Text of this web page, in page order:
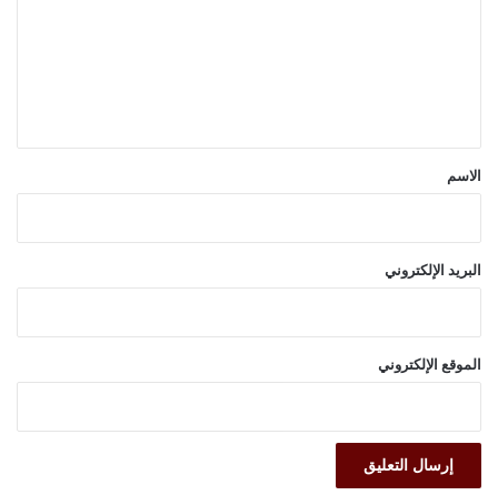
*
الاسم
البريد الإلكتروني
الموقع الإلكتروني